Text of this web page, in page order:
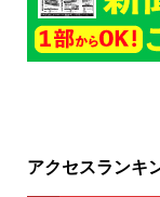
アクセスランキ